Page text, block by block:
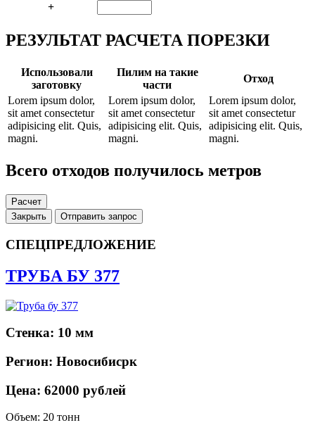
+
РЕЗУЛЬТАТ РАСЧЕТА ПОРЕЗКИ
Использовали
заготовку
Пилим на такие
части
Отход
Lorem ipsum dolor,
sit amet consectetur
adipisicing elit. Quis,
magni.
Lorem ipsum dolor,
sit amet consectetur
adipisicing elit. Quis,
magni.
Lorem ipsum dolor,
sit amet consectetur
adipisicing elit. Quis,
magni.
Всего отходов получилось метров
Расчет
Закрыть
Отправить запрос
СПЕЦПРЕДЛОЖЕНИЕ
ТРУБА БУ 377
Стенка: 10 мм
Регион: Новосибисрк
Цена: 62000 рублей
Объем: 20 тонн